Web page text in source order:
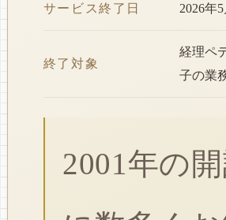
サービス終了日 2026年
終了対象
経理ペ
子の業
2001年の